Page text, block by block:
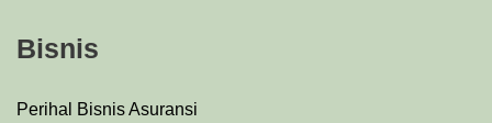
Bisnis
Perihal Bisnis Asuransi